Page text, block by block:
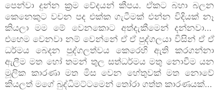
පෙන්වා දුන්න ක්‍රම වේදයන් කීපය. ඒකට බහා බලන
කෙනෙකුට වචන පද එක්ක ගැටීමක් එන්න විදියක් නෑ
කියලා මම මේ වෙනකොට අත්දැකීමෙන් දන්නවා...
එහෙම වෙනවා නම් වෙන්නේ ඒ ඒ පුද්ගලයා විසින් ඒ ඒ
ධර්මය බෙදන පුද්ගලත්වය කෙරෙහි ඇති
කරගන්නා
ඇලීම මත හෝ තමන් තුල සත්ධර්මය මතු නොවීම යන
මූලික කාරණා මත මිස වෙන හේතුවක් මත නොවේ
කියලත් මගේ බුද්ධිමට්ටමෙන් තෝරා ගත්ත කාරණයක්...